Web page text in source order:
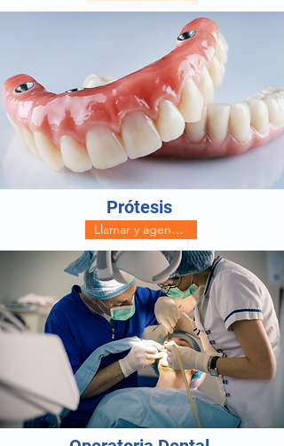
Prótesis
Llamar y agendar tu evalluación sin costo (Whatsapp)